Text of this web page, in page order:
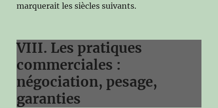
marquerait les siècles suivants.
VIII. Les pratiques
commerciales :
négociation, pesage,
garanties